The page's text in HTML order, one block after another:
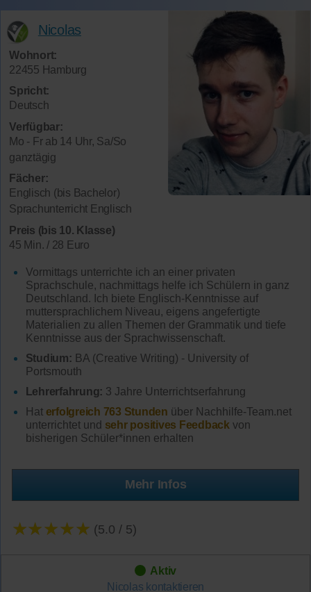
Nicolas
Wohnort:
22455 Hamburg
Spricht:
Deutsch
Verfügbar:
Mo - Fr ab 14 Uhr, Sa/So
ganztägig
Fächer:
Englisch (bis Bachelor)
Sprachunterricht Englisch
Preis (bis 10. Klasse)
45 Min. / 28 Euro
Vormittags unterrichte ich an einer privaten
Sprachschule, nachmittags helfe ich Schülern in ganz
Deutschland. Ich biete Englisch-Kenntnisse auf
muttersprachlichem Niveau, eigens angefertigte
Materialien zu allen Themen der Grammatik und tiefe
Kenntnisse aus der Sprachwissenschaft.
Studium: BA (Creative Writing) - University of
Portsmouth
Lehrerfahrung: 3 Jahre Unterrichtserfahrung
Hat erfolgreich 763 Stunden über Nachhilfe-Team.net
unterrichtet und sehr positives Feedback von
bisherigen Schüler*innen erhalten
Mehr Infos
★★★★★ (5.0 / 5)
Aktiv
Nicolas kontaktieren